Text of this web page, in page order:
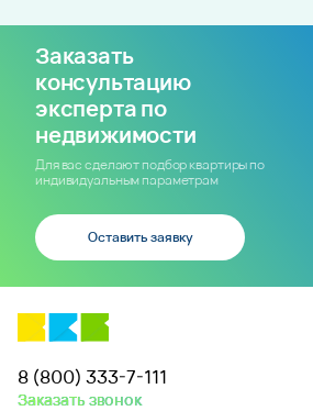
Заказать
консультацию
эксперта по
недвижимости
Для вас сделают подбор квартиры по
индивидуальным параметрам
Оставить заявку
8 (800) 333-7-111
Заказать звонок